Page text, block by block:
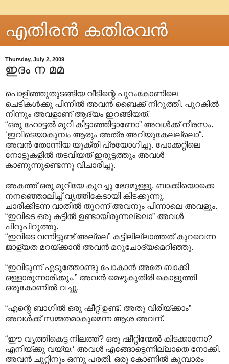
എതിരന്‍ കതിരവന്‍
Thursday, July 2, 2009
ഇദം ന മമ
പൊളിഞ്ഞുതുടങ്ങിയ വീടിന്റെ പുറംകോണിലെ
ചെടികൾക്കു പിന്നിൽ അവൻ ബൈക്ക് നിറുത്തി. പുറകിൽ
നിന്നും അവളാണ് ആദ്യം ഇറങ്ങിയത്.
“ഒരു ഹോട്ടൽ മുറി കിട്ടാഞ്ഞിട്ടാണോ” അവൾക്ക് നീരസം.
‘ഇവിടെയാകുമ്പം ആരും അത്ര അറിയുകേലല്ലൊ“.
അവൻ തോന്നിയ യുക്തി പ്രയോഗിച്ചു. പോക്കറ്റിലെ
നോട്ടുകളിൽ തടവിയത് ഇരുട്ടത്തും അവൾ
കാണുന്നുണ്ടെന്നു വിചാരിച്ചു.
അകത്ത് ഒരു മുറിയേ കുറച്ചു ഭേദമുള്ളു. ബാക്കിയൊക്കെ
നനഞ്ഞൊലിച്ച് വൃത്തികേടായി കിടക്കുന്നു.
ചാരിക്കിടന്ന വാതിൽ തുറന്ന്‌ അവനും പിന്നാലെ അവളും.
“ഇവിടെ ഒരു കട്ടിൽ ഉണ്ടായിരുന്നല്ലൊ” അവൾ
പിറുപിറുത്തു.
“ഇവിടെ വന്നിട്ടുണ്ട് അല്ലെ” കട്ടിലില്ലാത്തത് കുറവെന്ന
ജാള്യത മറയ്ക്കാൻ അവൻ മറുചോദ്യമെറിഞ്ഞു.
“ഇവിടുന്ന് എടുത്തോണ്ടു പോകാൻ അതേ ബാക്കി
ഒള്ളാരുന്നാരിക്കും.” അവൻ മെഴുകുതിരി കൊളുത്തി
ഒരുകോണിൽ വച്ചു.
“എന്റെ ബാഗിൽ ഒരു ഷീറ്റ് ഉണ്ട്. അതു വിരിയ്ക്കാം”
അവൾക്ക് സമ്മതമാകുമെന്ന ആശ അവന്.
“ഈ വൃത്തികെട്ട നിലത്ത്? ഒരു ഷീറ്റിന്മേൽ കിടക്കാനോ?
എനിയ്ക്കു വയ്യ.‘ അവൾ എങ്ങോട്ടെന്നില്ലാതെ നോക്കി.
അവൻ ചുറ്റിനും ഒന്നു പരതി. ഒരു കോണിൽ കൂമ്പാരം